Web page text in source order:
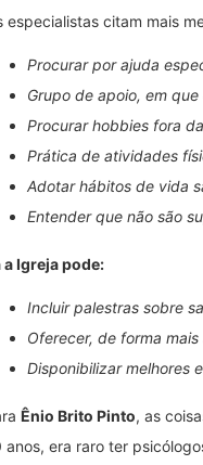
especialistas citam mais
Procurar por ajuda
Grupo de apoio, em
Procurar hobbies fora
Prática de atividades
Adotar hábitos de vida
Entender que não são
a Igreja pode:
Incluir palestras sobre
Oferecer, de forma
Disponibilizar melhores
Ênio Brito Pinto, as
anos, era raro ter